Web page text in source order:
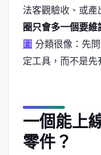
法客觀驗收、或產
圈只會多一個要維
圖 分類很像：先
定工具，而不是先
一個能上
零件？